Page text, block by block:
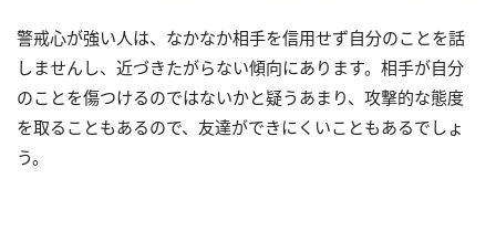
警戒心が強い人は、なかなか相手を信用せず自分のことを話
しませんし、近づきたがらない傾向にあります。相手が自分
のことを傷つけるのではないかと疑うあまり、攻撃的な態度
を取ることもあるので、友達ができにくいこともあるでしょ
う。